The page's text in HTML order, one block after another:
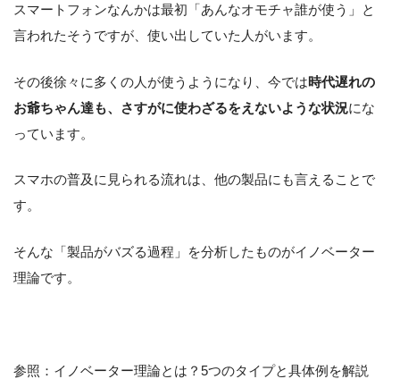
スマートフォンなんかは最初「あんなオモチャ誰が使う」と
言われたそうですが、使い出していた人がいます。
その後徐々に多くの人が使うようになり、今では時代遅れの
お爺ちゃん達も、さすがに使わざるをえないような状況にな
っています。
スマホの普及に見られる流れは、他の製品にも言えることで
す。
そんな「製品がバズる過程」を分析したものがイノベーター
理論です。
参照：イノベーター理論とは？5つのタイプと具体例を解説